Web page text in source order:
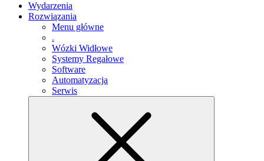
Wydarzenia
Rozwiązania
Menu główne
.
Wózki Widłowe
Systemy Regałowe
Software
Automatyzacja
Serwis